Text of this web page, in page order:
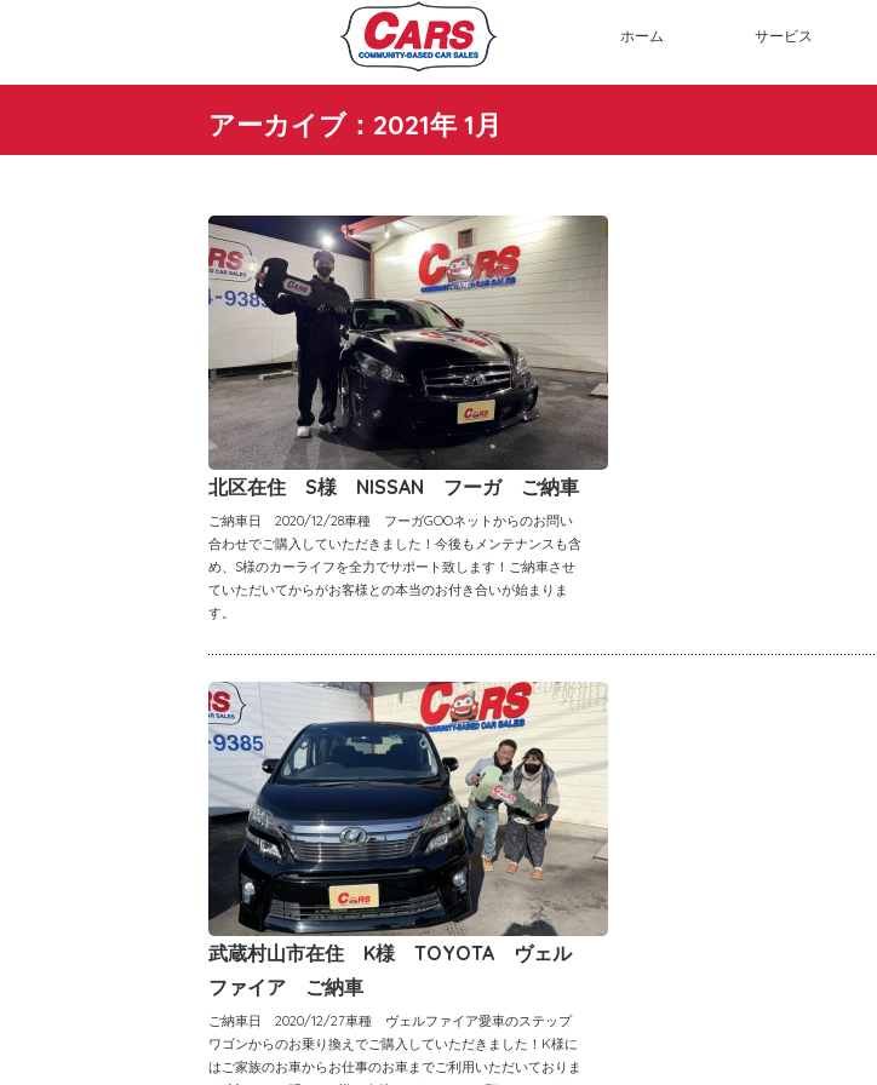
ホーム サービス
アーカイブ：2021年 1月
北区在住 S様 NISSAN フーガ ご納車
ご納車日 2020/12/28車種 フーガGOOネットからのお問い
合わせでご購入していただきました！今後もメンテナンスも含
め、S様のカーライフを全力でサポート致します！ご納車させ
ていただいてからがお客様との本当のお付き合いが始まりま
す。
武蔵村山市在住 K様 TOYOTA ヴェル
ファイア ご納車
ご納車日 2020/12/27車種 ヴェルファイア愛車のステップ
ワゴンからのお乗り換えでご購入していただきました！K様に
はご家族のお車からお仕事のお車までご利用いただいておりま